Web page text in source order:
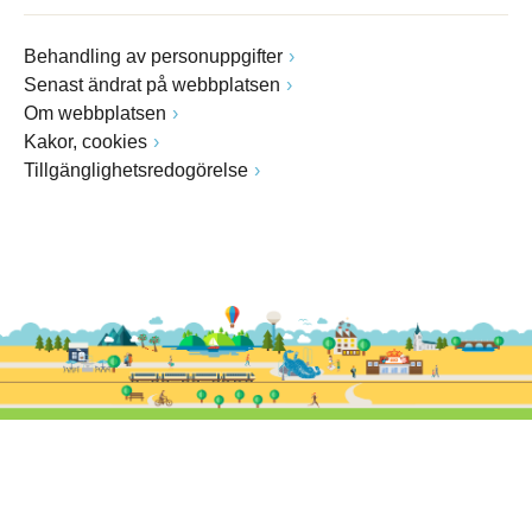
Behandling av personuppgifter
Senast ändrat på webbplatsen
Om webbplatsen
Kakor, cookies
Tillgänglighetsredogörelse